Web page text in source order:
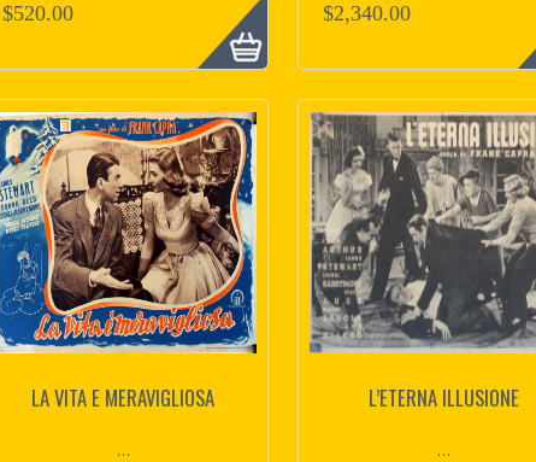
$520.00 $2,340.00
LA VITA E MERAVIGLIOSA
...
L’ETERNA ILLUSIONE
...